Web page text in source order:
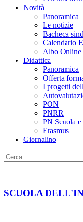
Novità
Panoramica
Le notizie
Bacheca
Calendario
Albo Online
Didattica
Panoramica
Offerta
I progetti
PON
PNRR
PN Scuola e
Erasmus
Giornalino
SCUOLA